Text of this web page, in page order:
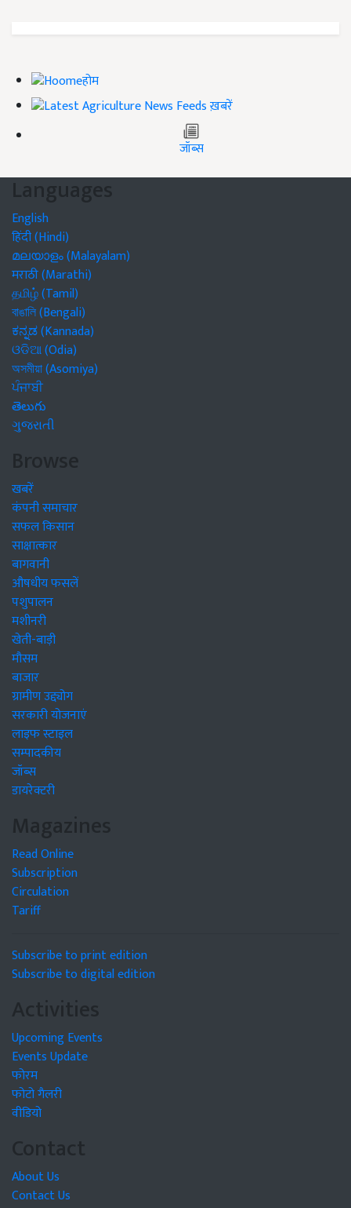
होम
ख़बरें
जॉब्स
Languages
English
हिंदी (Hindi)
മലയാളം (Malayalam)
मराठी (Marathi)
தமிழ் (Tamil)
বাঙালি (Bengali)
ಕನ್ನಡ (Kannada)
ଓଡିଆ (Odia)
অসমীয়া (Asomiya)
ਪੰਜਾਬੀ
తెలుగు
ગુજરાતી
Browse
खबरें
कंपनी समाचार
सफल किसान
साक्षात्कार
बागवानी
औषधीय फसलें
पशुपालन
मशीनरी
खेती-बाड़ी
मौसम
बाजार
ग्रामीण उद्द्योग
सरकारी योजनाएं
लाइफ स्टाइल
सम्पादकीय
जॉब्स
डायरेक्टरी
Magazines
Read Online
Subscription
Circulation
Tariff
Subscribe to print edition
Subscribe to digital edition
Activities
Upcoming Events
Events Update
फोरम
फोटो गैलरी
वीडियो
Contact
About Us
Contact Us